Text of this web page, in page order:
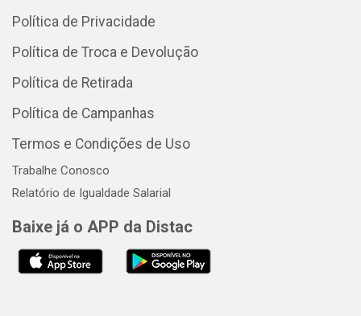
Política de Privacidade
Política de Troca e Devolução
Política de Retirada
Política de Campanhas
Termos e Condições de Uso
Trabalhe Conosco
Relatório de Igualdade Salarial
Baixe já o APP da Distac